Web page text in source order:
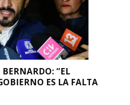
“EL
ES LA FALTA